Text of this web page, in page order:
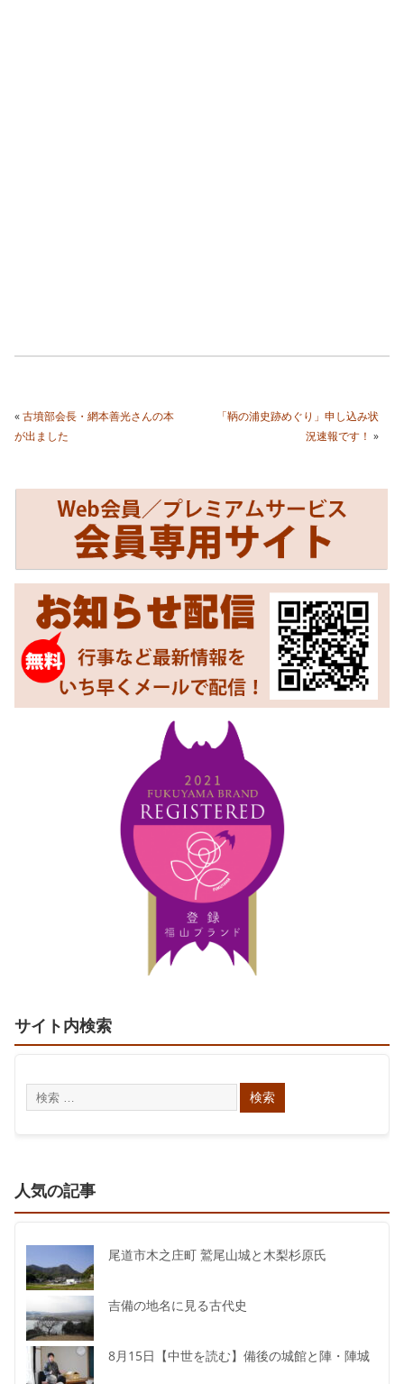
«古墳部会長・網本善光さんの本
が出ました
「鞆の浦史跡めぐり」申し込み状
況速報です！ »
サイト内検索
人気の記事
尾道市木之庄町 鷲尾山城と木梨杉原氏
吉備の地名に見る古代史
8月15日【中世を読む】備後の城館と陣・陣城